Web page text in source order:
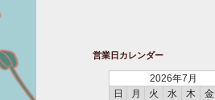
営業日カレンダー
2026年7月
日
月 火 水 木 金